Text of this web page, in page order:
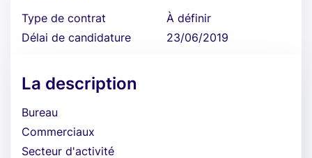
Type de contrat
À définir
Délai de candidature
23/06/2019
La description
Bureau
Commerciaux
Secteur d'activité